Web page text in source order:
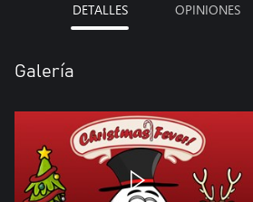
DETALLES OPINIONES
Galería